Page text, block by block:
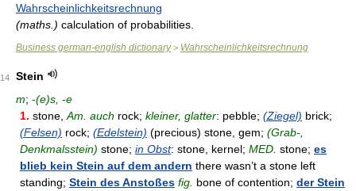
Wahrscheinlichkeitsrechnung
(maths.) calculation of probabilities.
Business german-english dictionary> Wahrscheinlichkeitsrechnung
14
Stein
m; -(e)s, -e
1. stone, Am. auch rock; kleiner, glatter: pebble; (Ziegel) brick;
(Felsen) rock; (Edelstein) (precious) stone, gem; (Grab-,
Denkmalsstein) stone; in Obst: stone, kernel; MED. stone; es
blieb kein Stein auf dem andern there wasn’t a stone left
standing; Stein des Anstoßes fig. bone of contention; der Stein